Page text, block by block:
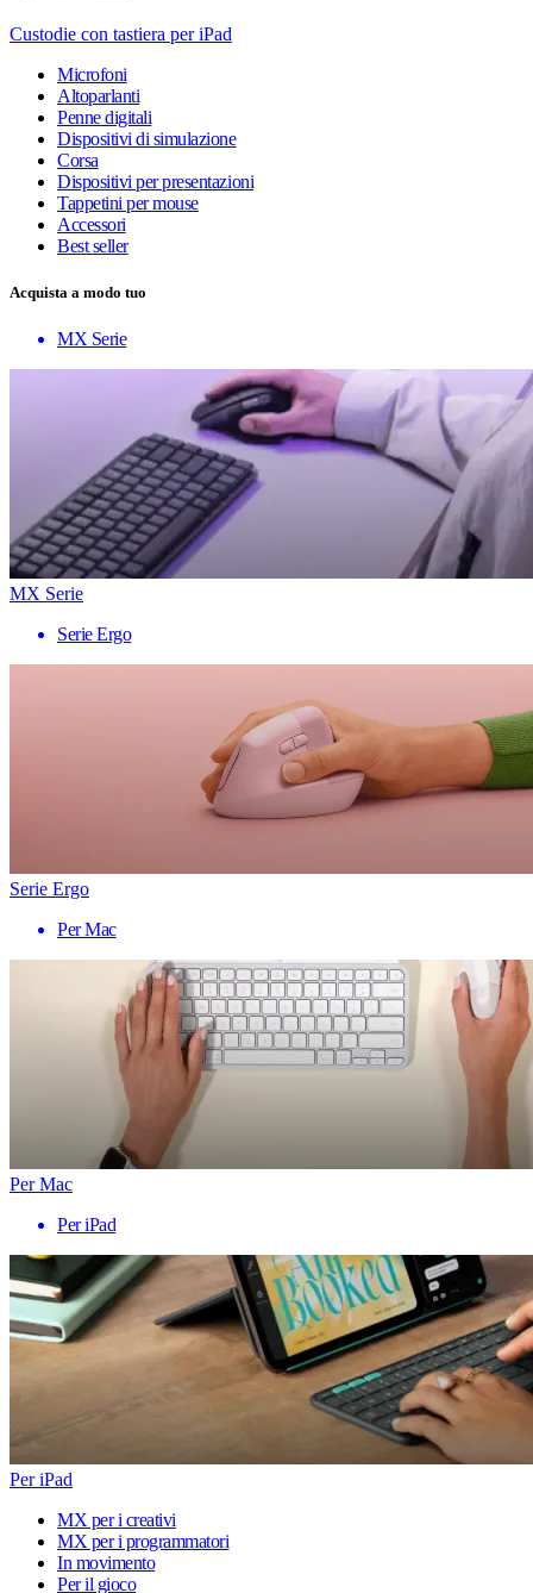
Custodie con tastiera per iPad
Microfoni
Altoparlanti
Penne digitali
Dispositivi di simulazione
Corsa
Dispositivi per presentazioni
Tappetini per mouse
Accessori
Best seller
Acquista a modo tuo
MX Serie
MX Serie
Serie Ergo
Serie Ergo
Per Mac
Per Mac
Per iPad
Per iPad
MX per i creativi
MX per i programmatori
In movimento
Per il gioco